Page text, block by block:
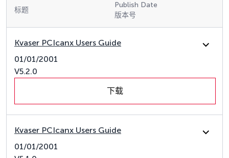
标题
Publish Date
版本号
Kvaser PCIcanx Users Guide
01/01/2001
V5.2.0
下载
Kvaser PCIcanx Users Guide
01/01/2001